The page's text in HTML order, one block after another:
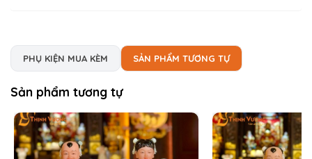
PHỤ KIỆN MUA KÈM SẢN PHẨM TƯƠNG TỰ
Sản phẩm tương tự